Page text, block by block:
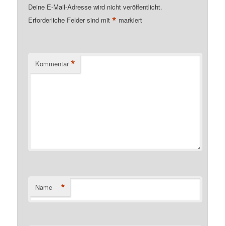
Deine E-Mail-Adresse wird nicht veröffentlicht.
Erforderliche Felder sind mit* markiert
Kommentar *
Name *